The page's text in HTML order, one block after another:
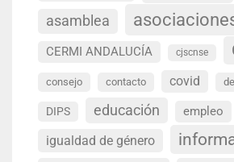
asamblea
CERMI ANDALUCÍA cjscnse
consejo contacto covid
DIPS educación empleo
igualdad de género